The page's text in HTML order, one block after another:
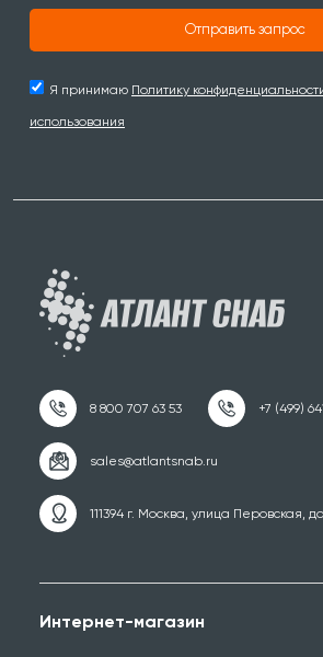
Отправить запрос
Я принимаю Политику
использования
111394 г. Москва, улица Перовская,
Интернет-магазин